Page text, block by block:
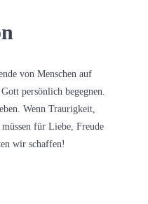
von Menschen auf
persönlich begegnen.
Wenn Traurigkeit,
für Liebe, Freude
wir schaffen!